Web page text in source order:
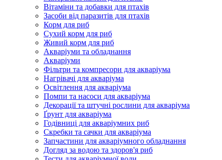
Вітаміни та добавки для птахів
Засоби від паразитів для птахів
Корм для риб
Сухий корм для риб
Живий корм для риб
Акваріуми та обладнання
Акваріуми
Фільтри та компресори для акваріума
Нагрівачі для акваріума
Освітлення для акваріума
Помпи та насоси для акваріума
Декорації та штучні рослини для акваріума
Ґрунт для акваріума
Годівниці для акваріумних риб
Скребки та сачки для акваріума
Запчастини для акваріумного обладнання
Догляд за водою та здоров'я риб